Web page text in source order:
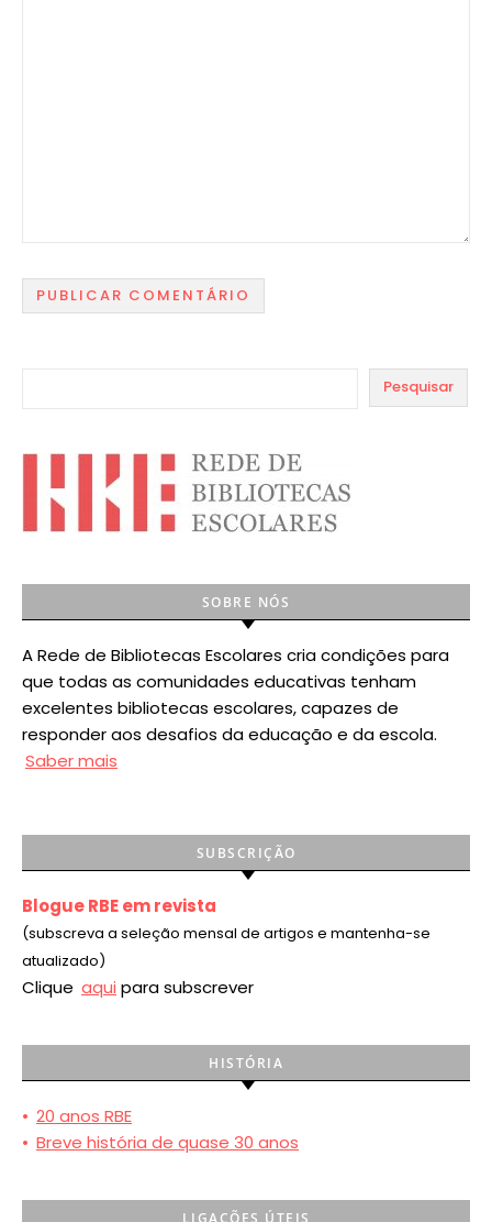
Pesquisar
SOBRE NÓS
A Rede de Bibliotecas Escolares cria condições para
que todas as comunidades educativas tenham
excelentes bibliotecas escolares, capazes de
responder aos desafios da educação e da escola.
Saber mais
SUBSCRIÇÃO
Blogue RBE em revista
(subscreva a seleção mensal de artigos e mantenha-se
atualizado)
Clique aqui para subscrever
HISTÓRIA
• 20 anos RBE
• Breve história de quase 30 anos
LIGAÇÕES ÚTEIS